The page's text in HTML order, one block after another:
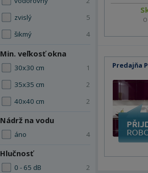
zvislý
5
šikmý
4
Min. veľkosť okna
30x30 cm
1
35x35 cm
2
40x40 cm
2
Nádrž na vodu
áno 4
Hlučnosť
0 - 65 dB
2
Predajňa